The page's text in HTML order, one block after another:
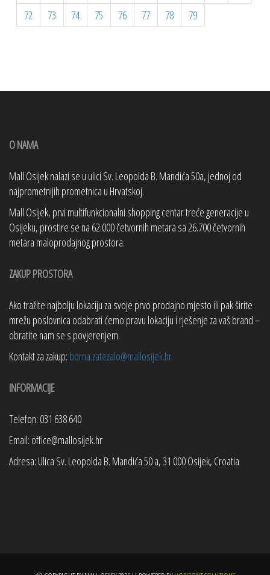
72
73 74 75 76 77 78 79
O NAMA
Mall Osijek nalazi se u ulici Sv. Leopolda B. Mandića 50a, jednoj od
najprometnijih prometnica u Hrvatskoj.
Mall Osijek, prvi multifunkcionalni shopping centar treće generacije u
Osijeku, prostire se na 62.000 četvornih metara sa 26.700 četvornih
metara maloprodajnog prostora.
ZAKUP PROSTORA
Ako tražite najbolju lokaciju za svoje prvo prodajno mjesto ili pak širite
mrežu poslovnica odabrati ćemo pravu lokaciju i rješenje za vaš brand –
obratite nam se s povjerenjem.
Kontakt za zakup: borna.zatezalo@mallosijek.hr
INFORMACIJE
Telefon: 031 638 640
Email: office@mallosijek.hr
Adresa: Ulica Sv. Leopolda B. Mandića 50 a, 31 000 Osijek, Croatia